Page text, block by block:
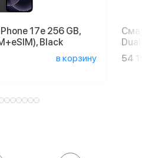
17e 256 GB,
Black
в корзину
54